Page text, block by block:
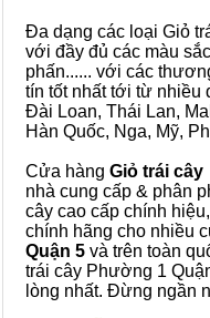
Đa dạng các loại Giỏ
với đầy đủ các màu
phấn...... với các
tín tốt nhất tới từ nhiều
Đài Loan, Thái Lan,
Hàn Quốc, Nga, Mỹ,
Cửa hàng Giỏ trái
nhà cung cấp & phân
cây cao cấp chính
chính hãng cho nhiều
Quận 5 và trên toàn
trái cây Phường 1
lòng nhất. Đừng ngần